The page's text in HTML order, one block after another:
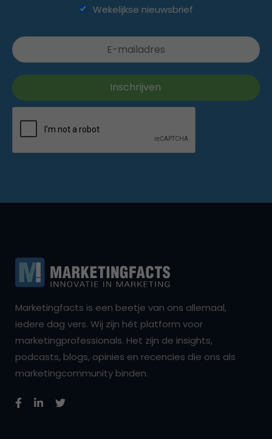
Wekelijkse nieuwsbrief
Marketingfacts is een beetje van ons allemaal,
iedere dag vers. Wij zijn hét platform voor
marketingprofessionals. Het zijn de insights,
podcasts, blogs, opinies en recencies die ons als
marketingcommunity binden.